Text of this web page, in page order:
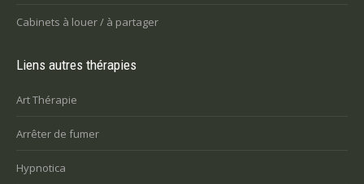
Cabinets à louer / à partager
Liens autres thérapies
Art Thérapie
Arrêter de fumer
Hypnotica